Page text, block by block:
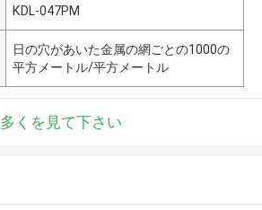
KDL-047PM
日の穴があいた金属の網ごとの1000の
平方メートル/平方メートル
多くを見て下さい